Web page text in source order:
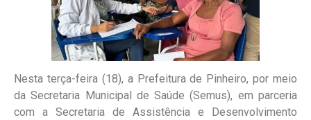
Nesta terça-feira (18), a Prefeitura de Pinheiro, por meio
da Secretaria Municipal de Saúde (Semus), em parceria
com a Secretaria de Assistência e Desenvolvimento